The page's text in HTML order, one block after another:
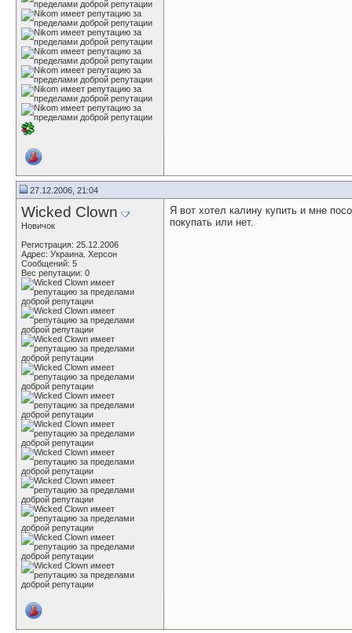
27.12.2006, 21:04
Wicked Clown
Новичок
Регистрация: 25.12.2006
Адрес: Украина. Херсон
Сообщений: 5
Вес репутации: 0
Я вот хотел калину купить и мне
покупать или нет.